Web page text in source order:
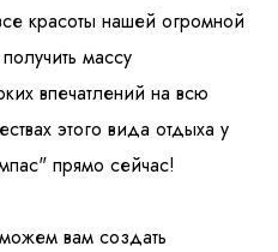
красоты нашей огромной
массу
впечатлений на всю
этого вида отдыха у
прямо сейчас!
вам создать